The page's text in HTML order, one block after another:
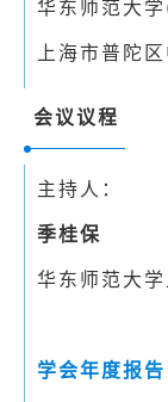
华东师范大
上海市普陀
会议议程
主持人：
季桂保
华东师范大
学会年度报告